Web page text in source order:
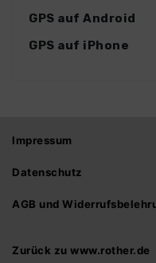
GPS auf Android
GPS auf iPhone
Impressum
Datenschutz
AGB und
Zurück zu www.rother.de